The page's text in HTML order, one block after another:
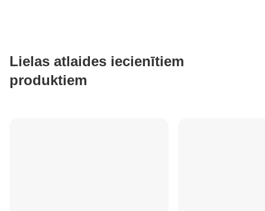
Lielas atlaides iecienītiem
produktiem